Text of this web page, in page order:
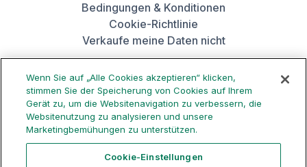
Bedingungen & Konditionen
Cookie-Richtlinie
Verkaufe meine Daten nicht
Hol dir die App
Wenn Sie auf „Alle Cookies akzeptieren“ klicken,
stimmen Sie der Speicherung von Cookies auf Ihrem
Gerät zu, um die Websitenavigation zu verbessern, die
Websitenutzung zu analysieren und unsere
Marketingbemühungen zu unterstützen.
Cookie-Einstellungen